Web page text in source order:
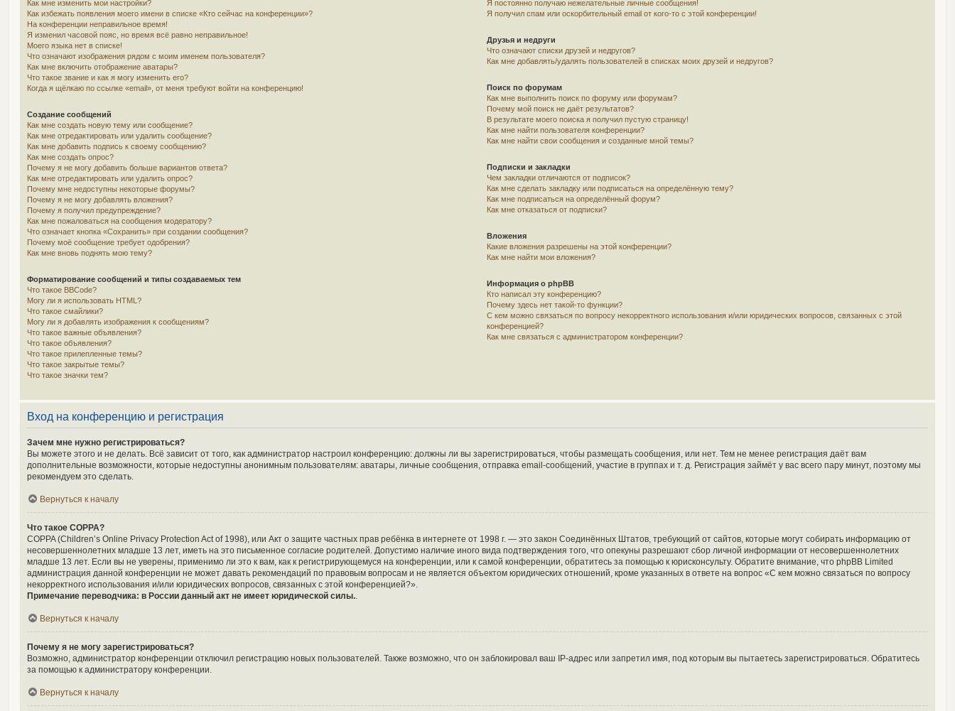
Как мне изменить мои настройки?
Как избежать появления моего имени в списке «Кто сейчас на конференции»?
На конференции неправильное время!
Я изменил часовой пояс, но время всё равно неправильное!
Моего языка нет в списке!
Что означают изображения рядом с моим именем пользователя?
Как мне включить отображение аватары?
Что такое звание и как я могу изменить его?
Когда я щёлкаю по ссылке «email», от меня требуют войти на конференцию!
Создание сообщений
Как мне создать новую тему или сообщение?
Как мне отредактировать или удалить сообщение?
Как мне добавить подпись к своему сообщению?
Как мне создать опрос?
Почему я не могу добавить больше вариантов ответа?
Как мне отредактировать или удалить опрос?
Почему мне недоступны некоторые форумы?
Почему я не могу добавлять вложения?
Почему я получил предупреждение?
Как мне пожаловаться на сообщения модератору?
Что означает кнопка «Сохранить» при создании сообщения?
Почему моё сообщение требует одобрения?
Как мне вновь поднять мою тему?
Форматирование сообщений и типы создаваемых тем
Что такое BBCode?
Могу ли я использовать HTML?
Что такое смайлики?
Могу ли я добавлять изображения к сообщениям?
Что такое важные объявления?
Что такое объявления?
Что такое прилепленные темы?
Что такое закрытые темы?
Что такое значки тем?
Я постоянно получаю нежелательные личные сообщения!
Я получил спам или оскорбительный email от кого-то с этой конференции!
Друзья и недруги
Что означают списки друзей и недругов?
Как мне добавлять/удалять пользователей в списках моих друзей и недругов?
Поиск по форумам
Как мне выполнить поиск по форуму или форумам?
Почему мой поиск не даёт результатов?
В результате моего поиска я получил пустую страницу!
Как мне найти пользователя конференции?
Как мне найти свои сообщения и созданные мной темы?
Подписки и закладки
Чем закладки отличаются от подписок?
Как мне сделать закладку или подписаться на определённую тему?
Как мне подписаться на определённый форум?
Как мне отказаться от подписки?
Вложения
Какие вложения разрешены на этой конференции?
Как мне найти мои вложения?
Информация о phpBB
Кто написал эту конференцию?
Почему здесь нет такой-то функции?
С кем можно связаться по вопросу некорректного использования и/или юридических вопросов, связанных с этой
конференцией?
Как мне связаться с администратором конференции?
Вход на конференцию и регистрация
Зачем мне нужно регистрироваться?
Вы можете этого и не делать. Всё зависит от того, как администратор настроил конференцию: должны ли вы зарегистрироваться, чтобы размещать сообщения, или нет. Тем не менее регистрация даёт вам
дополнительные возможности, которые недоступны анонимным пользователям: аватары, личные сообщения, отправка email-сообщений, участие в группах и т. д. Регистрация займёт у вас всего пару минут, поэтому мы
рекомендуем это сделать.
Вернуться к началу
Что такое COPPA?
COPPA (Children’s Online Privacy Protection Act of 1998), или Акт о защите частных прав ребёнка в интернете от 1998 г. — это закон Соединённых Штатов, требующий от сайтов, которые могут собирать информацию от
несовершеннолетних младше 13 лет, иметь на это письменное согласие родителей. Допустимо наличие иного вида подтверждения того, что опекуны разрешают сбор личной информации от несовершеннолетних
младше 13 лет. Если вы не уверены, применимо ли это к вам, как к регистрирующемуся на конференции, или к самой конференции, обратитесь за помощью к юрисконсульту. Обратите внимание, что phpBB Limited
администрация данной конференции не может давать рекомендаций по правовым вопросам и не является объектом юридических отношений, кроме указанных в ответе на вопрос «С кем можно связаться по вопросу
некорректного использования и/или юридических вопросов, связанных с этой конференцией?».
Примечание переводчика: в России данный акт не имеет юридической силы..
Вернуться к началу
Почему я не могу зарегистрироваться?
Возможно, администратор конференции отключил регистрацию новых пользователей. Также возможно, что он заблокировал ваш IP-адрес или запретил имя, под которым вы пытаетесь зарегистрироваться. Обратитесь
за помощью к администратору конференции.
Вернуться к началу